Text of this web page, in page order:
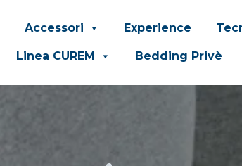
Accessori Experience
Linea CUREM Bedding Privè